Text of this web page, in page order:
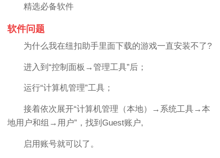
精选必备软件
软件问题
为什么我在纽扣助手里面下载的游戏一直安装不了?
进入到“控制面板→管理工具”后；
运行“计算机管理”工具；
接着依次展开“计算机管理（本地）→系统工具→本
地用户和组→用户”，找到Guest账户,
启用账号就可以了。